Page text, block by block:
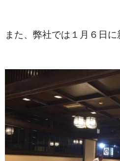
また、弊社では１月６日に